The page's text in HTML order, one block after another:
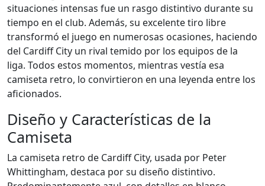
situaciones intensas fue un rasgo distintivo durante su
tiempo en el club. Además, su excelente tiro libre
transformó el juego en numerosas ocasiones, haciendo
del Cardiff City un rival temido por los equipos de la
liga. Todos estos momentos, mientras vestía esa
camiseta retro, lo convirtieron en una leyenda entre los
aficionados.
Diseño y Características de la
Camiseta
La camiseta retro de Cardiff City, usada por Peter
Whittingham, destaca por su diseño distintivo.